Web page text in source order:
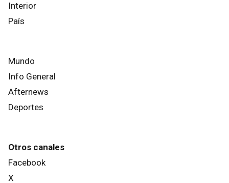
Interior
País
Mundo
Info General
Afternews
Deportes
Otros canales
Facebook
X